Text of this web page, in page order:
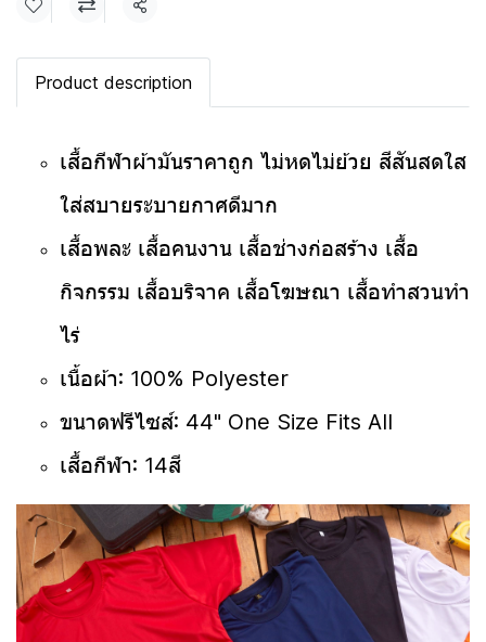
แชร์
Product description
เสื้อกีฬาผ้ามันราคาถูก ไม่หดไม่ย้วย สีสันสดใส
ใส่สบายระบายกาศดีมาก
เสื้อพละ เสื้อคนงาน เสื้อช่างก่อสร้าง เสื้อ
กิจกรรม เสื้อบริจาค เสื้อโฆษณา เสื้อทำสวนทำ
ไร่
เนื้อผ้า: 100% Polyester
ขนาดฟรีไซส์: 44" One Size Fits All
เสื้อกีฬา: 14สี